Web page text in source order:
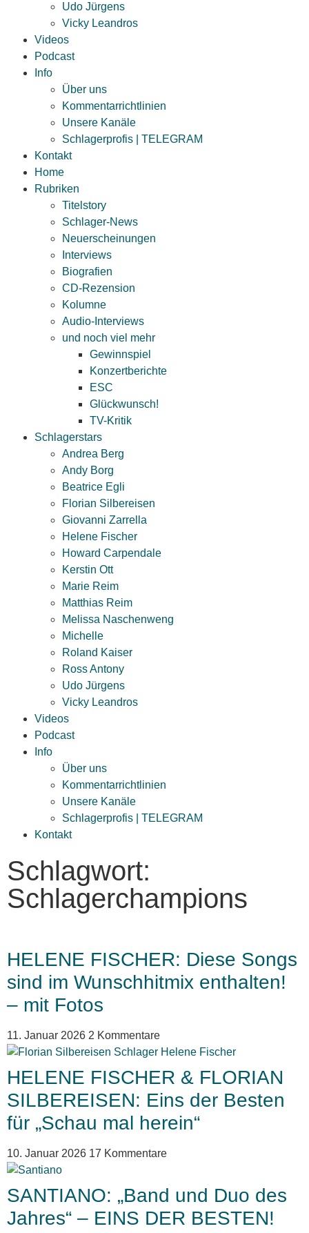
Udo Jürgens
Vicky Leandros
Videos
Podcast
Info
Über uns
Kommentarrichtlinien
Unsere Kanäle
Schlagerprofis | TELEGRAM
Kontakt
Home
Rubriken
Titelstory
Schlager-News
Neuerscheinungen
Interviews
Biografien
CD-Rezension
Kolumne
Audio-Interviews
und noch viel mehr
Gewinnspiel
Konzertberichte
ESC
Glückwunsch!
TV-Kritik
Schlagerstars
Andrea Berg
Andy Borg
Beatrice Egli
Florian Silbereisen
Giovanni Zarrella
Helene Fischer
Howard Carpendale
Kerstin Ott
Marie Reim
Matthias Reim
Melissa Naschenweng
Michelle
Roland Kaiser
Ross Antony
Udo Jürgens
Vicky Leandros
Videos
Podcast
Info
Über uns
Kommentarrichtlinien
Unsere Kanäle
Schlagerprofis | TELEGRAM
Kontakt
Schlagwort:
Schlagerchampions
HELENE FISCHER: Diese Songs
sind im Wunschhitmix enthalten!
– mit Fotos
11. Januar 2026 2 Kommentare
HELENE FISCHER & FLORIAN
SILBEREISEN: Eins der Besten
für „Schau mal herein“
10. Januar 2026 17 Kommentare
SANTIANO: „Band und Duo des
Jahres“ – EINS DER BESTEN!